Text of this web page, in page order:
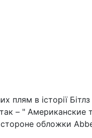
плям в історії
– " Американские
обложки